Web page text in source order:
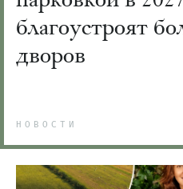
благоустроят
дворов
НОВОСТИ